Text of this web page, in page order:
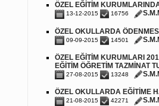
ÖZEL EĞİTİM
13-12-2015 16756
ÖZEL OKULLARDA
09-09-2015 14501
ÖZEL EĞİTİM KURUMLARI
EĞİTİM ÖĞRETİM TAZMİNAT
27-08-2015 13248
ÖZEL OKULLARDA EĞİTİME
21-08-2015 42271